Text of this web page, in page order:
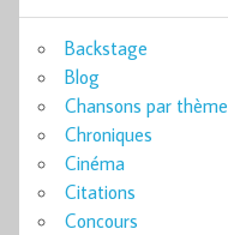
Backstage
Blog
Chansons par thème
Chroniques
Cinéma
Citations
Concours